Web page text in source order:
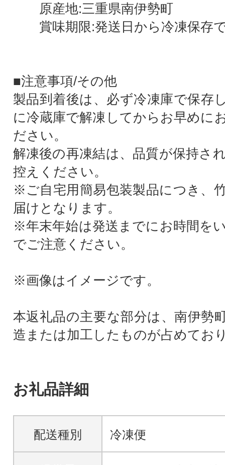
原産地:三重県南伊勢町
賞味期限:発送日から冷凍保存
■注意事項/その他
製品到着後は、必ず冷凍庫で保存
に冷蔵庫で解凍してからお早めに
ださい。
解凍後の再凍結は、品質が保持さ
控えください。
※ご自宅用簡易包装製品につき、
届けとなります。
※年末年始は発送までにお時間を
でご注意ください。
※画像はイメージです。
本返礼品の主要な部分は、南伊勢
造または加工したものが占めてお
お礼品詳細
配送種別 冷凍便